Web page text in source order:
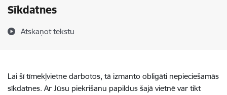
Sīkdatnes
Atskaņot tekstu
Lai šī tīmekļvietne darbotos, tā izmanto obligāti nepieciešamās
sīkdatnes. Ar Jūsu piekrišanu papildus šajā vietnē var tikt